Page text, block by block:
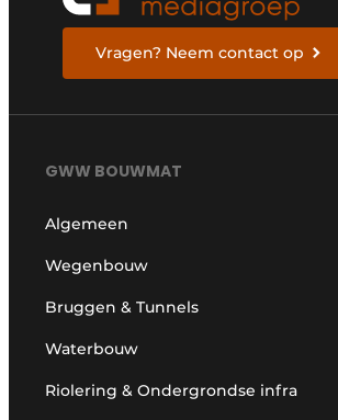
Vragen? Neem contact op
GWW BOUWMAT
Algemeen
Wegenbouw
Bruggen & Tunnels
Waterbouw
Riolering & Ondergrondse infra